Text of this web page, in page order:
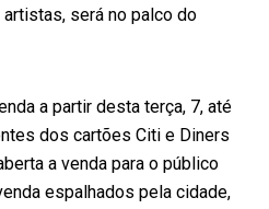
será no palco do
a partir desta terça, 7, até
dos cartões Citi e Diners
a venda para o público
espalhados pela cidade,